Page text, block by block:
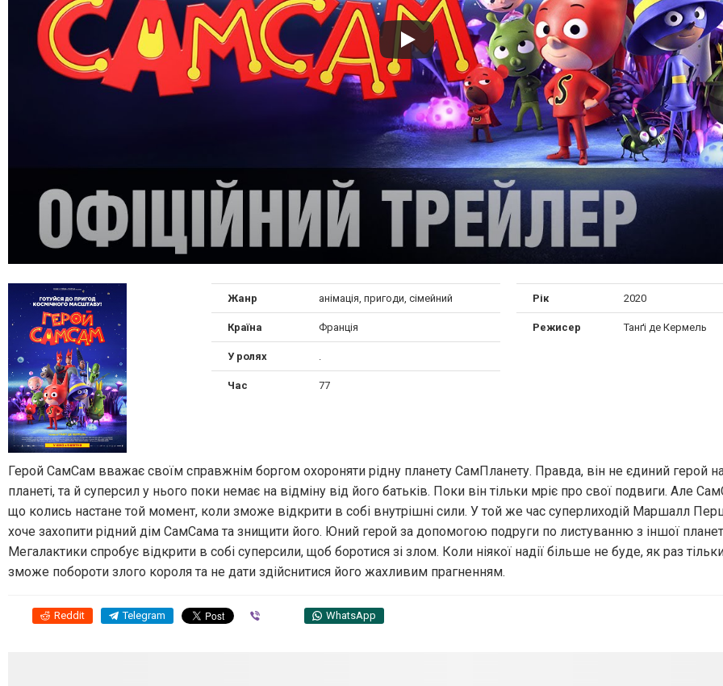
Жанр анімація, пригоди, сімейний
Країна Франція
У ролях
Рік 2020
Режисер Танґі де Кермель
Час 77
Герой СамСам вважає своїм справжнім боргом охороняти рідну планету СамПланету. Правда, він не єдиний герой
планеті, та й суперсил у нього поки немає на відміну від його батьків. Поки він тільки мріє про свої подвиги. Але
що колись настане той момент, коли зможе відкрити в собі внутрішні сили. У той же час суперлиходій Маршалл
хоче захопити рідний дім СамСама та знищити його. Юний герой за допомогою подруги по листуванню з іншої
Мегалактики спробує відкрити в собі суперсили, щоб боротися зі злом. Коли ніякої надії більше не буде, як раз
зможе побороти злого короля та не дати здійснитися його жахливим прагненням.
Reddit Telegram WhatsApp